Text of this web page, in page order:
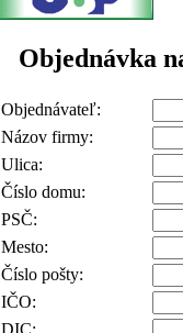
Objednávka
Objednávateľ:
Názov firmy:
Ulica:
Číslo domu:
PSČ:
Mesto:
Číslo pošty:
IČO:
DIC: